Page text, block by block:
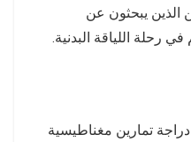
الذين يبحثون عن
في رحلة اللياقة البدنية.
تمارين مغناطيسية